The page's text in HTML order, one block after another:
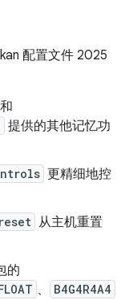
配置文件 2025
和
提供的其他记忆功
更精细地控
从主机重置
的
、 B4G4R4A4